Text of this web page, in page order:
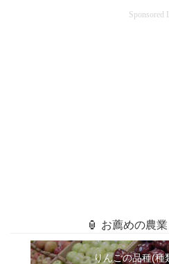
Sponsored
🏮 お薦めの農
りんごの品種(種